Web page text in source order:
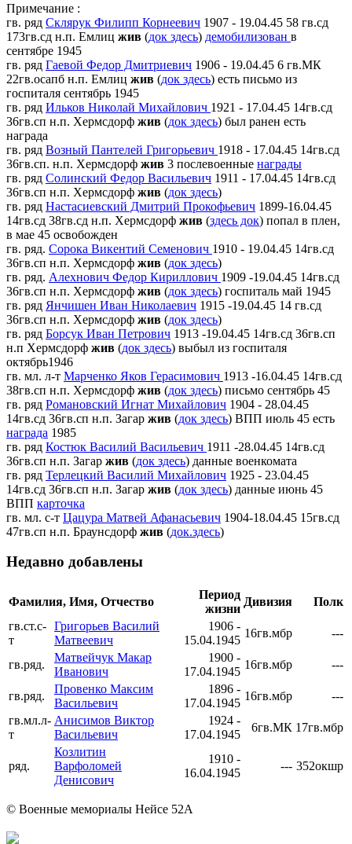
Примечание :
гв. ряд Склярук Филипп Корнеевич 1907 - 19.04.45 58 гв.сд
173гв.сд н.п. Емлиц жив (док здесь) демобилизован в
сентябре 1945
гв. ряд Гаевой Федор Дмитриевич 1906 - 19.04.45 6 гв.МК
22гв.осапб н.п. Емлиц жив (док здесь) есть письмо из
госпиталя сентябрь 1945
гв. ряд Ильков Николай Михайлович 1921 - 17.04.45 14гв.сд
36гв.сп н.п. Хермсдорф жив (док здесь) был ранен есть
награда
гв. ряд Возный Пантелей Григорьевич 1918 - 17.04.45 14гв.сд
36гв.сп. н.п. Хермсдорф жив 3 послевоенные награды
гв. ряд Солинский Федор Васильевич 1911 - 17.04.45 14гв.сд
36гв.сп н.п. Хермсдорф жив (док здесь)
гв. ряд Настасиевский Дмитрий Прокофьевич 1899-16.04.45
14гв.сд 38гв.сд н.п. Хермсдорф жив (здесь док) попал в плен,
в мае 45 освобожден
гв. ряд. Сорока Викентий Семенович 1910 - 19.04.45 14гв.сд
36гв.сп н.п. Хермсдорф жив (док здесь)
гв. ряд. Алехнович Федор Кириллович 1909 -19.04.45 14гв.сд
36гв.сп н.п. Хермсдорф жив (док здесь) госпиталь май 1945
гв. ряд Янчишен Иван Николаевич 1915 -19.04.45 14 гв.сд
36гв.сп н.п. Хермсдорф жив (док здесь)
гв. ряд Борсук Иван Петрович 1913 -19.04.45 14гв.сд 36гв.сп
н.п Хермсдорф жив (док здесь) выбыл из госпиталя
октябрь1946
гв. мл. л-т Марченко Яков Герасимович 1913 -16.04.45 14гв.сд
38гв.сп н.п. Хермсдорф жив (док здесь) письмо сентябрь 45
гв. ряд Романовский Игнат Михайлович 1904 - 28.04.45
14гв.сд 36гв.сп н.п. Загар жив (док здесь) ВПП июль 45 есть
награда 1985
гв. ряд Костюк Василий Васильевич 1911 -28.04.45 14гв.сд
36гв.сп н.п. Загар жив (док здесь) данные военкомата
гв. ряд Терлецкий Василий Михайлович 1925 - 23.04.45
14гв.сд 36гв.сп н.п. Загар жив (док здесь) данные июнь 45
ВПП карточка
гв. мл. с-т Цацура Матвей Афанасьевич 1904-18.04.45 15гв.сд
47гв.сп н.п. Браунсдорф жив (док.здесь)
Недавно добавлены
Фамилия, Имя, Отчество
Период
жизни
Дивизия
Полк
гв.ст.с-
т
Григорьев Василий
Матвеевич
1906 -
15.04.1945
16гв.мбр ---
гв.ряд.
Матвейчук Макар
Иванович
1900 -
17.04.1945
16гв.мбр ---
гв.ряд.
Провенко Максим
Васильевич
1896 -
17.04.1945
16гв.мбр
---
гв.мл.л-
т
Анисимов Виктор
Васильевич
1924 -
17.04.1945
6гв.МК 17гв.мбр
ряд.
Козлитин
Варфоломей
Денисович
1910 -
16.04.1945
--- 352окшр
© Военные мемориалы Нейсе 52А